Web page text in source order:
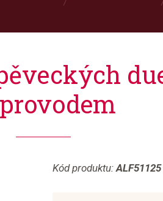
Kód produktu:ALF51125